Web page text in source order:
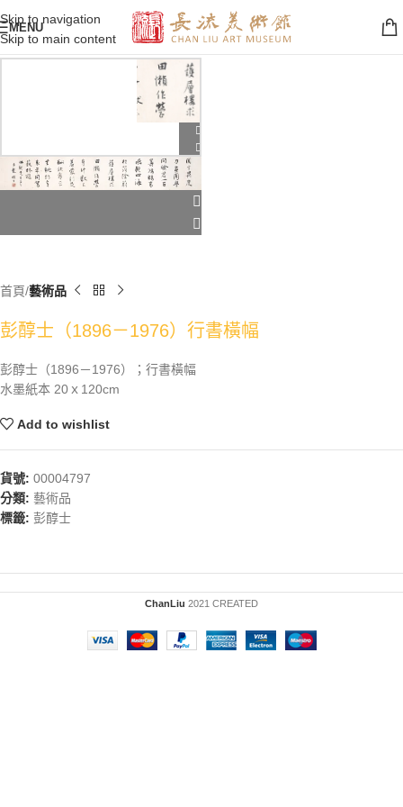
Skip to navigation
Skip to main content
MENU
首頁 藝術品
彭醇士（1896－1976）行書橫幅
彭醇士（1896－1976）；行書橫幅
水墨紙本 20ｘ120cm
Add to wishlist
貨號: 00004797
分類: 藝術品
標籤: 彭醇士
ChanLiu 2021 CREATED